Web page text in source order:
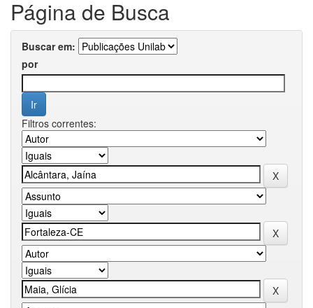
Página de Busca
Buscar em:
por
Filtros correntes: